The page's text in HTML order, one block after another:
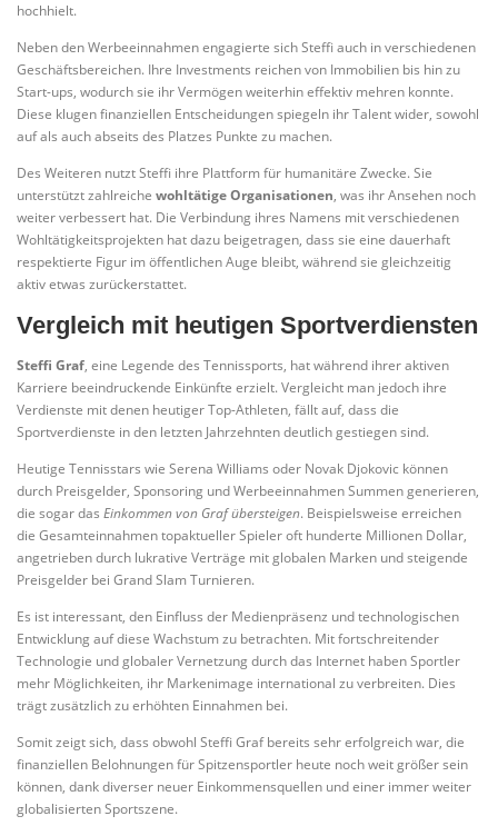
hochhielt.
Neben den Werbeeinnahmen engagierte sich Steffi auch in verschiedenen
Geschäftsbereichen. Ihre Investments reichen von Immobilien bis hin zu
Start-ups, wodurch sie ihr Vermögen weiterhin effektiv mehren konnte.
Diese klugen finanziellen Entscheidungen spiegeln ihr Talent wider, sowohl
auf als auch abseits des Platzes Punkte zu machen.
Des Weiteren nutzt Steffi ihre Plattform für humanitäre Zwecke. Sie
unterstützt zahlreiche wohltätige Organisationen, was ihr Ansehen noch
weiter verbessert hat. Die Verbindung ihres Namens mit verschiedenen
Wohltätigkeitsprojekten hat dazu beigetragen, dass sie eine dauerhaft
respektierte Figur im öffentlichen Auge bleibt, während sie gleichzeitig
aktiv etwas zurückerstattet.
Vergleich mit heutigen Sportverdiensten
Steffi Graf, eine Legende des Tennissports, hat während ihrer aktiven
Karriere beeindruckende Einkünfte erzielt. Vergleicht man jedoch ihre
Verdienste mit denen heutiger Top-Athleten, fällt auf, dass die
Sportverdienste in den letzten Jahrzehnten deutlich gestiegen sind.
Heutige Tennisstars wie Serena Williams oder Novak Djokovic können
durch Preisgelder, Sponsoring und Werbeeinnahmen Summen generieren,
die sogar das Einkommen von Graf übersteigen. Beispielsweise erreichen
die Gesamteinnahmen topaktueller Spieler oft hunderte Millionen Dollar,
angetrieben durch lukrative Verträge mit globalen Marken und steigende
Preisgelder bei Grand Slam Turnieren.
Es ist interessant, den Einfluss der Medienpräsenz und technologischen
Entwicklung auf diese Wachstum zu betrachten. Mit fortschreitender
Technologie und globaler Vernetzung durch das Internet haben Sportler
mehr Möglichkeiten, ihr Markenimage international zu verbreiten. Dies
trägt zusätzlich zu erhöhten Einnahmen bei.
Somit zeigt sich, dass obwohl Steffi Graf bereits sehr erfolgreich war, die
finanziellen Belohnungen für Spitzensportler heute noch weit größer sein
können, dank diverser neuer Einkommensquellen und einer immer weiter
globalisierten Sportszene.